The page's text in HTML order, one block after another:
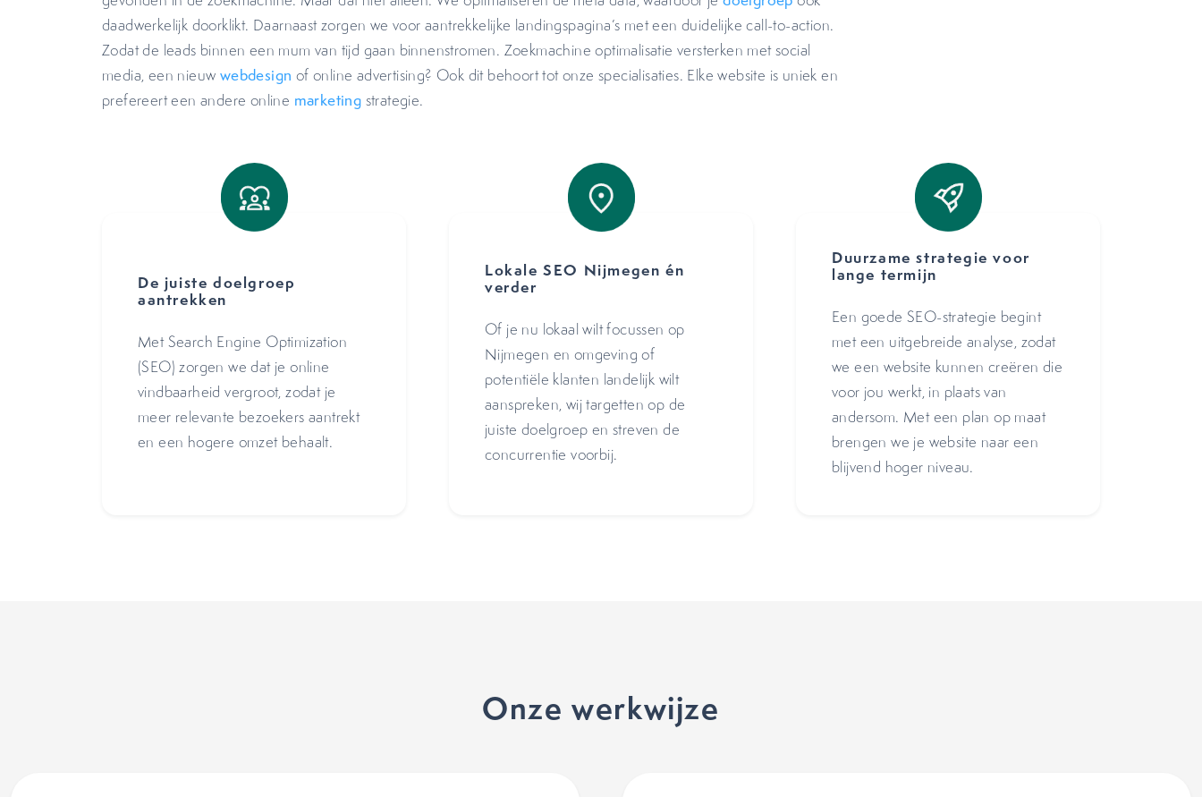
daadwerkelijk doorklikt. Daarnaast zorgen we voor aantrekkelijke landingspagina’s met een duidelijke call-to-action.
Zodat de leads binnen een mum van tijd gaan binnenstromen. Zoekmachine optimalisatie versterken met social
media, een nieuw webdesign of online advertising? Ook dit behoort tot onze specialisaties. Elke website is uniek en
prefereert een andere online marketing strategie.
De juiste doelgroep
aantrekken
Met Search Engine Optimization
(SEO) zorgen we dat je online
vindbaarheid vergroot, zodat je
meer relevante bezoekers aantrekt
en een hogere omzet behaalt.
Lokale SEO Nijmegen én
verder
Of je nu lokaal wilt focussen op
Nijmegen en omgeving of
potentiële klanten landelijk wilt
aanspreken, wij targetten op de
juiste doelgroep en streven de
concurrentie voorbij.
Duurzame strategie voor
lange termijn
Een goede SEO-strategie begint
met een uitgebreide analyse, zodat
we een website kunnen creëren die
voor jou werkt, in plaats van
andersom. Met een plan op maat
brengen we je website naar een
blijvend hoger niveau.
Onze werkwijze